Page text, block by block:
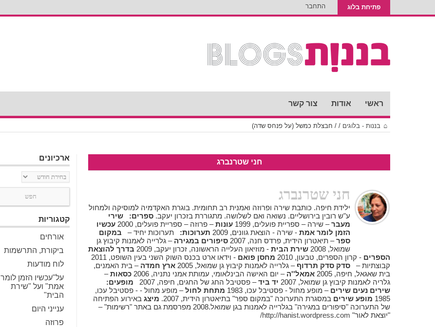
פתיחת בלוג התחבר
ראשי אודות צור קשר
בננות - בלוגים /
/ חבצלת כמשל (על פנחס שדה)
חני שטרנברג
חני שטרנברג
ילידת חיפה. כותבת שירה ופרוזה ואמנית רב תחומית. בוגרת האקדמיה למוסיקה ולמחול
ע"ש רובין בירושליים. נשואה ואם לשלושה. מתגוררת בזכרון יעקב. ספרים:
שירי
מעבר– שירה – ספריית פועלים, 1999 עונות– פרוזה – ספריית פועלים, 2000
עכשיו
הזמן לומר אמת - שירה - הוצאת גוונים, 2009 תערוכות: תערוכות יחיד – במקום
ספר– תיאטרון הידית, פרדס חנה, 2007 סיפורים במגירה – גלרייה לאמנות קיבוץ גן
שמואל, 2008
שירת הבית - מוזיאון העלייה הראשונה, זכרון יעקב, 2009
בדרך להוצאת
הספרים - קרון הספרים, טבעון, 2010 מחסן פואם
קבוצתיות – סדק סדק תרדוף – גלרייה לאמנות קיבוץ גן שמואל, 2005 ארץ חמדה – בית האמנים,
בית שאגאל, חיפה, 2005
אמאל''ה – יום האישה הבינלאומי, עמותת אמני נתניה, 2006 כסאות–
גלריה לאמנות קיבוץ גן שמואל, 2007
יד ביד– פסטיבל החג של החגים, חיפה, 2007
מופעים:
שירים נעים שירים – מופע מחול - פסטיבל עכו, 1983 מתחת לחול– מופע מחול - - פסטיבל עכו,
1985 מופע שירים במסגרת התערוכה "במקום ספר" בתיאטרון הידית, 2007. מיצג באירוע הפתיחה
של התערוכה "סיפורים במגירה" בגלרייה לאמנות בגן שמואל.2008 מפרסמת גם באתר "רשימות" –
"יוצאת לאור" http://hanist.wordpress.com/
ארכיונים
ארכיונים
קטגוריות
אורחים
ביקורת, התרשמות
לוח מודעות
על"עכשיו הזמן לומר
אמת" ועל "שירת
הבית"
ענייני היום
פרוזה